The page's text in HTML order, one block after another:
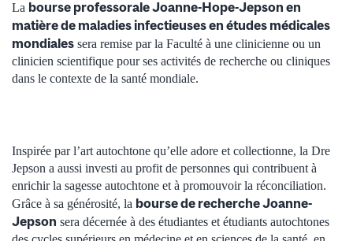
La bourse professorale Joanne-Hope-Jepson en
matière de maladies infectieuses en études médicales
mondiales sera remise par la Faculté à une clinicienne ou un
clinicien scientifique pour ses activités de recherche ou cliniques
dans le contexte de la santé mondiale.
Inspirée par l’art autochtone qu’elle adore et collectionne, la Dre
Jepson a aussi investi au profit de personnes qui contribuent à
enrichir la sagesse autochtone et à promouvoir la réconciliation.
Grâce à sa générosité, la bourse de recherche Joanne-
Jepson sera décernée à des étudiantes et étudiants autochtones